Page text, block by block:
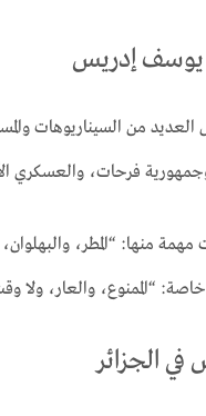
يوسف إدريس
من السيناريوهات
فرحات، والعسكري
منها: “المطر،
“الممنوع، والعار، ولا
الجزائر